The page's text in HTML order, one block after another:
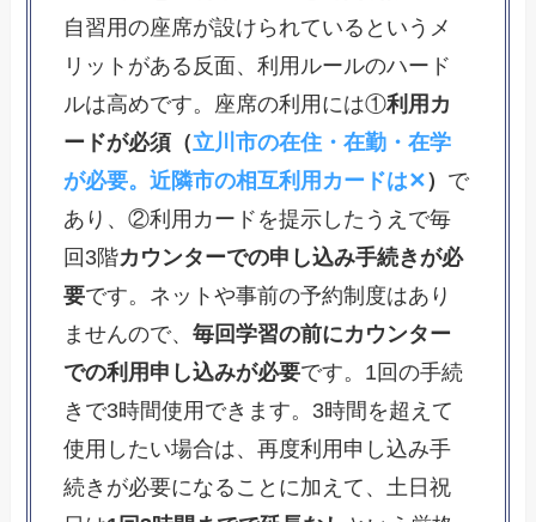
自習用の座席が設けられているというメ
リットがある反面、利用ルールのハード
ルは高めです。座席の利用には①利用カ
ードが必須（立川市の在住・在勤・在学
が必要。近隣市の相互利用カードは✕） で
あり、②利用カードを提示したうえで毎
回3階カウンターでの申し込み手続きが必
要です。ネットや事前の予約制度はあり
ませんので、毎回学習の前にカウンター
での利用申し込みが必要です。1回の手続
きで3時間使用できます。3時間を超えて
使用したい場合は、再度利用申し込み手
続きが必要になることに加えて、土日祝